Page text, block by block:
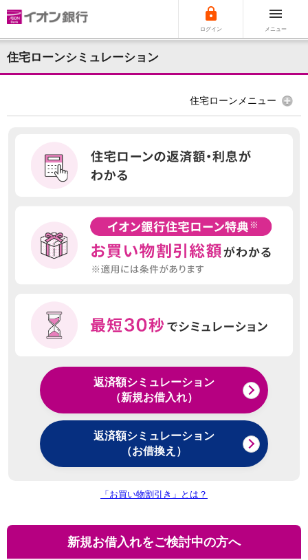

ログイン

メニュー
住宅ローンシミュレーション
住宅ローンメニュー
返済額シミュレーション
（新規お借入れ）
返済額シミュレーション
（お借換え）
「お買い物割引き」とは？
新規お借入れをご検討中の方へ